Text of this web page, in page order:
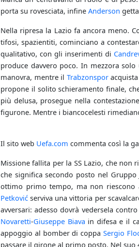
porta su rovesciata, infine Anderson
Nella ripresa la Lazio fa ancora meno.
tifosi, spazientiti, cominciano a
qualitativo, con gli inserimenti di
produce davvero poco. In mezzora
manovra, mentre il Trabzonspor
propone il solito schieramento finale,
più delusa, prosegue nella
figurone. Mentre i biancocelesti
Il sito web Uefa.com commenta così la
Missione fallita per la SS Lazio, che
che significa secondo posto nel Gruppo
ottimo primo tempo, ma non riescono
Petković serviva una vittoria per
avversari: adesso dovrà vedersela
Novaretti-Giuseppe Biava in difesa e il
appoggio al bomber di coppa Sergio
passare il girone al primo posto. Nel suo